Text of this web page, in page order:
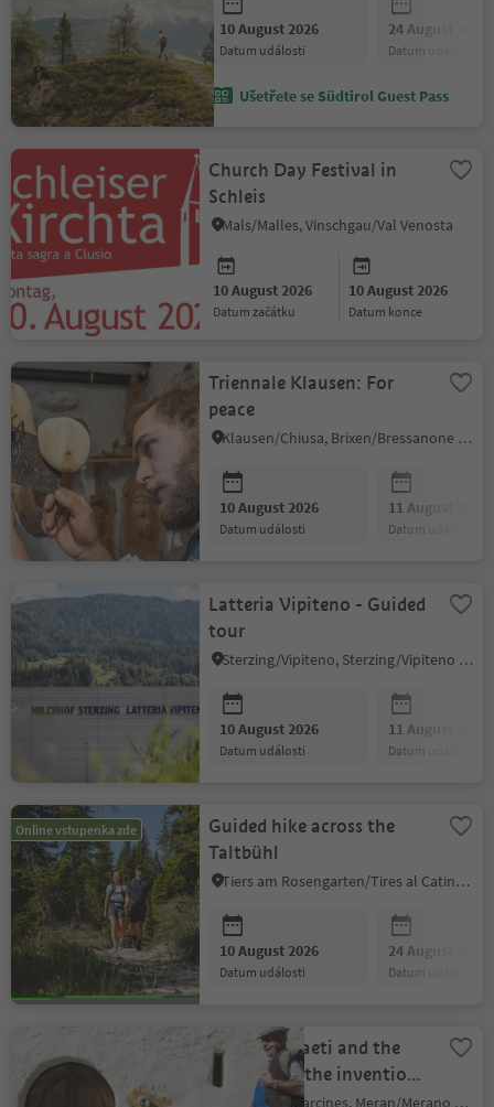
10 August 2026
datum události
24 August 2026
datum události
Ušetřete se Südtirol Guest Pass
Church Day Festival in
Schleis
Mals/Malles, Vinschgau/Val Venosta
10 August 2026
datum začátku
10 August 2026
datum konce
Triennale Klausen: For
peace
Klausen/Chiusa, Brixen/Bressanone and environs
10 August 2026
datum události
11 August 2026
datum události
Latteria Vipiteno - Guided
tour
Sterzing/Vipiteno, Sterzing/Vipiteno and environs
10 August 2026
datum události
11 August 2026
datum události
Online vstupenka zde
Guided hike across the
Taltbühl
Tiers am Rosengarten/Tires al Catinaccio, Dolomites Region Seiser Alm
10 August 2026
datum události
24 August 2026
datum události
From the Raeti and the
Romans to the invention
of the typewriter
Partschins/Parcines, Meran/Merano and environs